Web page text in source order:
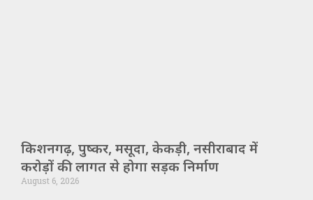
किशनगढ़, पुष्कर, मसूदा, केकड़ी, नसीराबाद में
करोड़ों की लागत से होगा सड़क निर्माण
August 6, 2026